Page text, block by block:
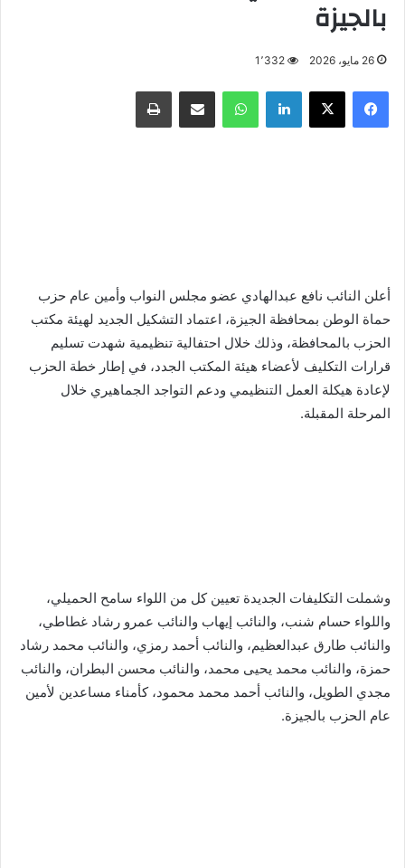
بالجيزة
26 مايو، 2026 1٬332
فيسبوك X لينكدإن واتساب مشاركة عبر البريد طباعة
أعلن النائب نافع عبدالهادي عضو مجلس النواب وأمين عام حزب
حماة الوطن بمحافظة الجيزة، اعتماد التشكيل الجديد لهيئة مكتب
الحزب بالمحافظة، وذلك خلال احتفالية تنظيمية شهدت تسليم
قرارات التكليف لأعضاء هيئة المكتب الجدد، في إطار خطة الحزب
لإعادة هيكلة العمل التنظيمي ودعم التواجد الجماهيري خلال
المرحلة المقبلة.
وشملت التكليفات الجديدة تعيين كل من اللواء سامح الحميلي،
واللواء حسام شنب، والنائب إيهاب والنائب عمرو رشاد غطاطي،
والنائب طارق عبدالعظيم، والنائب أحمد رمزي، والنائب محمد رشاد
حمزة، والنائب محمد يحيى محمد، والنائب محسن البطران، والنائب
مجدي الطويل، والنائب أحمد محمد محمود، كأمناء مساعدين لأمين
عام الحزب بالجيزة.